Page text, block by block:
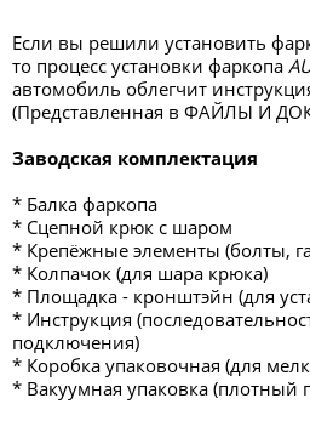
Если вы решили установить
то процесс установки фаркопа
автомобиль облегчит
(Представленная в ФАЙЛЫ И
Заводская комплектация
* Балка фаркопа
* Сцепной крюк с шаром
* Крепёжные элементы (болты,
* Колпачок (для шара крюка)
* Площадка - кронштэйн (для
* Инструкция
подключения)
* Коробка упаковочная (для
* Вакуумная упаковка (плотный